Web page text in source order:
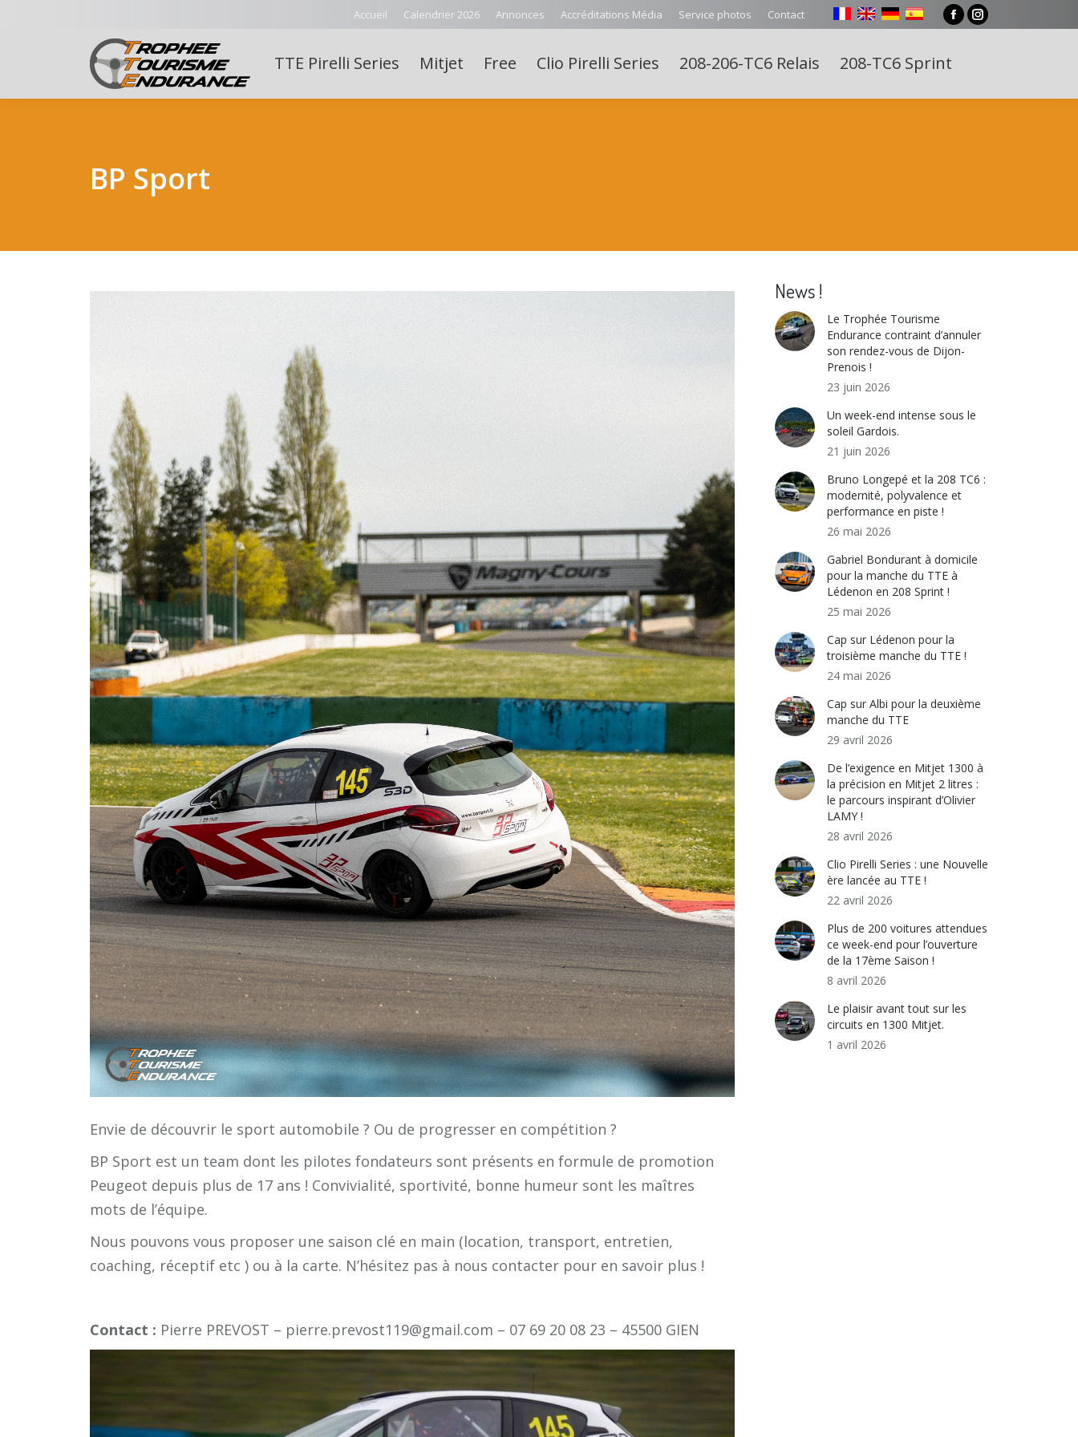
Accueil Calendrier 2026 Annonces Accréditations Média Service photos Contact
FacebookInstagram
TTE Pirelli Series Mitjet Free Clio Pirelli Series 208-206-TC6 Relais 208-TC6 Sprint
BP Sport
Envie de découvrir le sport automobile ? Ou de progresser en compétition ?
BP Sport est un team dont les pilotes fondateurs sont présents en formule de promotion
Peugeot depuis plus de 17 ans ! Convivialité, sportivité, bonne humeur sont les maîtres
mots de l’équipe.
Nous pouvons vous proposer une saison clé en main (location, transport, entretien,
coaching, réceptif etc ) ou à la carte. N’hésitez pas à nous contacter pour en savoir plus !
Contact : Pierre PREVOST – pierre.prevost119@gmail.com – 07 69 20 08 23 – 45500 GIEN
News !
Le Trophée Tourisme
Endurance contraint d’annuler
son rendez-vous de Dijon-
Prenois !
23 juin 2026
Un week-end intense sous le
soleil Gardois.
21 juin 2026
Bruno Longepé et la 208 TC6 :
modernité, polyvalence et
performance en piste !
26 mai 2026
Gabriel Bondurant à domicile
pour la manche du TTE à
Lédenon en 208 Sprint !
25 mai 2026
Cap sur Lédenon pour la
troisième manche du TTE !
24 mai 2026
Cap sur Albi pour la deuxième
manche du TTE
29 avril 2026
De l’exigence en Mitjet 1300 à
la précision en Mitjet 2 litres :
le parcours inspirant d’Olivier
LAMY !
28 avril 2026
Clio Pirelli Series : une Nouvelle
ère lancée au TTE !
22 avril 2026
Plus de 200 voitures attendues
ce week-end pour l’ouverture
de la 17ème Saison !
8 avril 2026
Le plaisir avant tout sur les
circuits en 1300 Mitjet.
1 avril 2026